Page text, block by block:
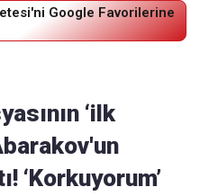
Google Favorilerine
‘ilk
‘Korkuyorum’